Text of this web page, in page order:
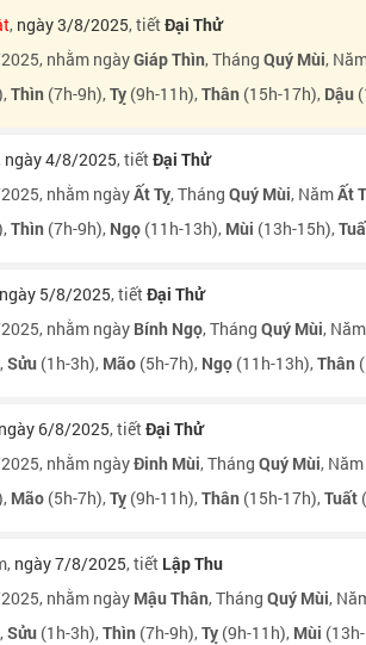
, ngày 3/8/2025, tiếtĐại Thử
nhằm ngàyGiáp Thìn, Tháng Quý Mùi,
Thìn (7h-9h),Tỵ (9h-11h),Thân (15h-17h), Dậu
ngày 4/8/2025, tiếtĐại Thử
nhằm ngàyẤt Tỵ, Tháng Quý Mùi, NămẤt
Thìn (7h-9h), Ngọ (11h-13h), Mùi (13h-15h),
ngày 5/8/2025, tiếtĐại Thử
nhằm ngày Bính Ngọ, Tháng Quý Mùi, Năm
Sửu (1h-3h), Mão (5h-7h), Ngọ (11h-13h),Thân
ngày 6/8/2025, tiếtĐại Thử
nhằm ngàyĐinh Mùi, Tháng Quý Mùi, Năm
Mão (5h-7h),Tỵ (9h-11h),Thân (15h-17h),Tuất
, ngày 7/8/2025, tiết Lập Thu
nhằm ngày Mậu Thân, Tháng Quý Mùi,
Sửu (1h-3h),Thìn (7h-9h),Tỵ (9h-11h), Mùi